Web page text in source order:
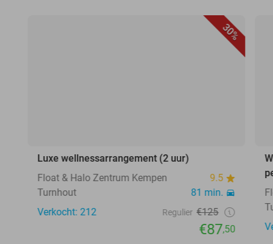
30%
Luxe wellnessarrangement (2 uur)
Float & Halo Zentrum Kempen
9.5
Turnhout
81 min.
Verkocht: 212
Regulier €125
€87,50